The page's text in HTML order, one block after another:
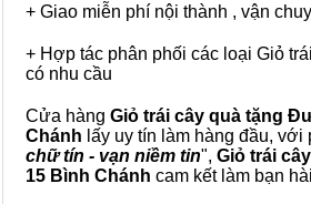
+ Giao miễn phí nội thành , vận
+ Hợp tác phân phối các loại Giỏ
có nhu cầu
Cửa hàng Giỏ trái cây quà tặng
Chánh lấy uy tín làm hàng đầu,
chữ tín - vạn niềm tin", Giỏ trái cây
15 Bình Chánh cam kết làm bạn